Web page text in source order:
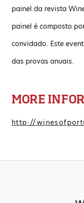
painel da revista
painel é composto
convidado. Este
das provas anuais.
MORE
http://